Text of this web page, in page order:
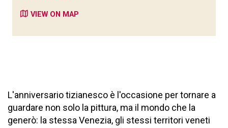
L'anniversario tizianesco è l'occasione per tornare a
guardare non solo la pittura, ma il mondo che la
generò: la stessa Venezia, gli stessi territori veneti
VIEW ON MAP